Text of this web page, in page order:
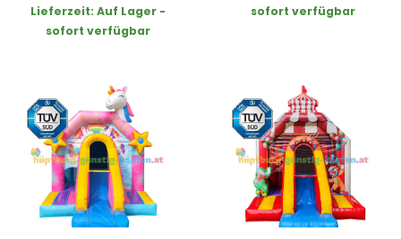
Lieferzeit: Auf Lager -
sofort verfügbar
sofort verfügbar